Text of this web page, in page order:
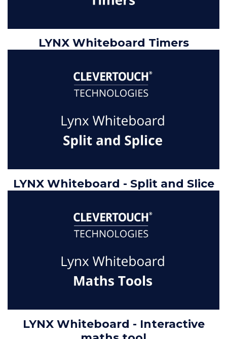
LYNX Whiteboard Timers
LYNX Whiteboard - Split and Slice
LYNX Whiteboard - Interactive